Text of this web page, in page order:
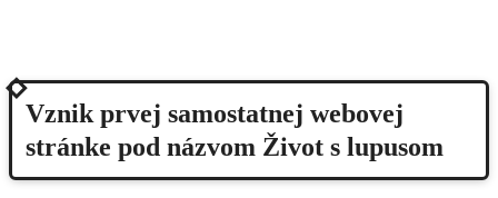
2011
Vznik prvej samostatnej webovej
stránke pod názvom Život s lupusom